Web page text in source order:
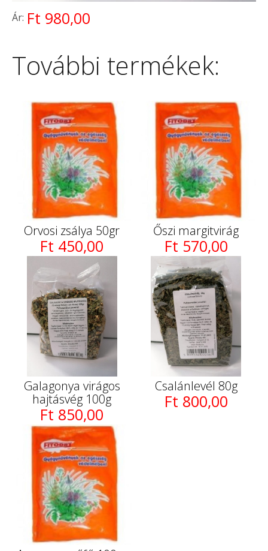
Ár: Ft 980,00
További termékek:
Orvosi zsálya 50gr
Ft 450,00
Őszi margitvirág
Ft 570,00
Galagonya virágos
hajtásvég 100g
Ft 850,00
Csalánlevél 80g
Ft 800,00